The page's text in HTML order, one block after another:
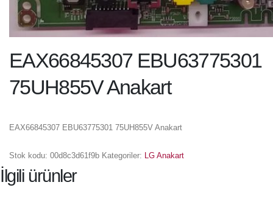
EAX66845307 EBU63775301
75UH855V Anakart
EAX66845307 EBU63775301 75UH855V Anakart
Stok kodu: 00d8c3d61f9b Kategoriler: LG Anakart
İlgili ürünler